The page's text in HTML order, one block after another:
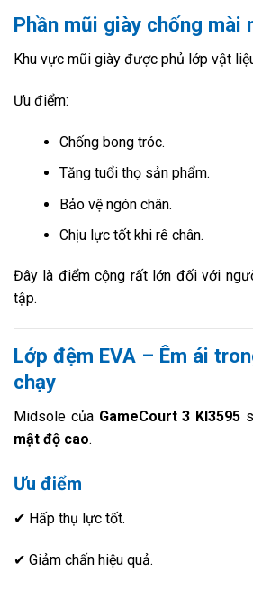
Phần mũi giày chống mài
Khu vực mũi giày được phủ lớp vật
Ưu điểm:
Chống bong tróc.
Tăng tuổi thọ sản phẩm.
Bảo vệ ngón chân.
Chịu lực tốt khi rê chân.
Đây là điểm cộng rất lớn đối với
tập.
Lớp đệm EVA – Êm ái
chạy
Midsole của GameCourt 3 KI3595
mật độ cao.
Ưu điểm
✔ Hấp thụ lực tốt.
✔ Giảm chấn hiệu quả.